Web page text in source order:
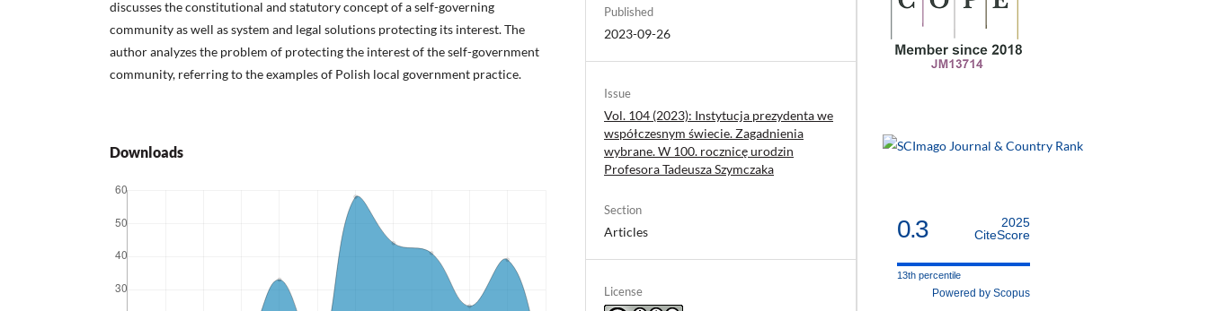
discusses the constitutional and statutory concept of a self-governing
community as well as system and legal solutions protecting its interest. The
author analyzes the problem of protecting the interest of the self-government
community, referring to the examples of Polish local government practice.
Downloads
Published
2023-09-26
Issue
Vol. 104 (2023): Instytucja prezydenta we
współczesnym świecie. Zagadnienia
wybrane. W 100. rocznicę urodzin
Profesora Tadeusza Szymczaka
Section
Articles
License
0.3
2025
CiteScore
13th percentile
Powered by Scopus